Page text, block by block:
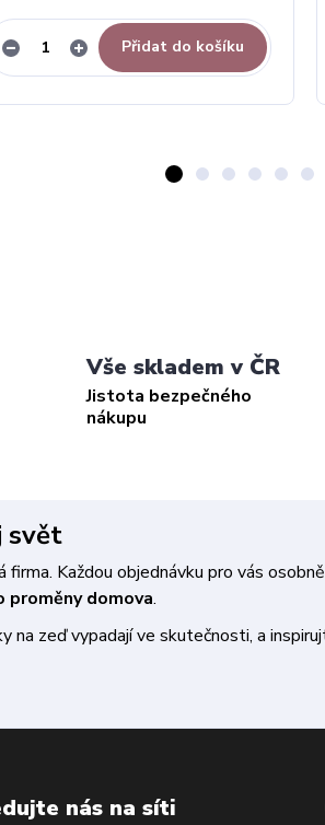
Přidat do košíku
Vše skladem v ČR
Jistota bezpečného
nákupu
svět
firma. Každou objednávku pro vás
proměny domova.
zeď vypadají ve skutečnosti, a
nás na síti